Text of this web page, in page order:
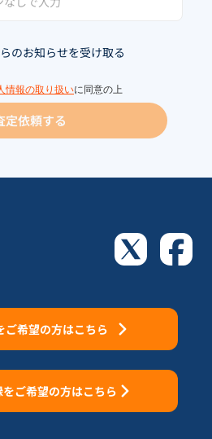
のお知らせを受け取る
情報の取り扱いに同意の上
定依頼する
ご希望の方はこちら
ご希望の方はこちら